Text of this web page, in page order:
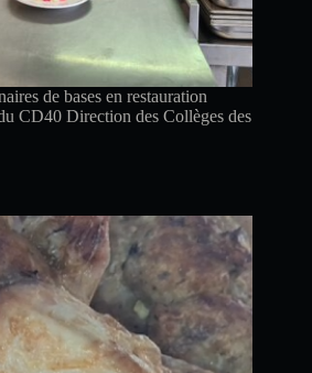
de bases en restauration
CD40 Direction des Collèges des